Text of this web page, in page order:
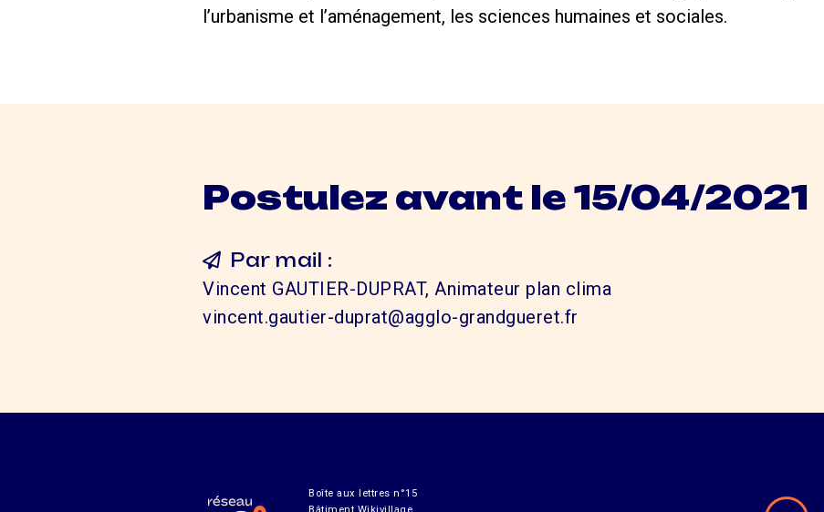
l’urbanisme et l’aménagement, les sciences humaines et sociales.
Postulez avant le 15/04/2021
Par mail :
Vincent GAUTIER-DUPRAT, Animateur plan clima
vincent.gautier-duprat@agglo-grandgueret.fr
Boîte aux lettres n°15